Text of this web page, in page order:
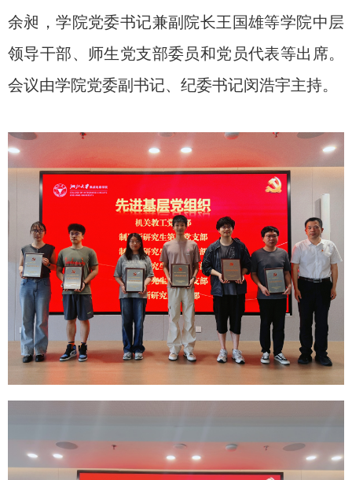
余昶，学院党委书记兼副院长王国雄等学院中层
领导干部、师生党支部委员和党员代表等出席。
会议由学院党委副书记、纪委书记闵浩宇主持。